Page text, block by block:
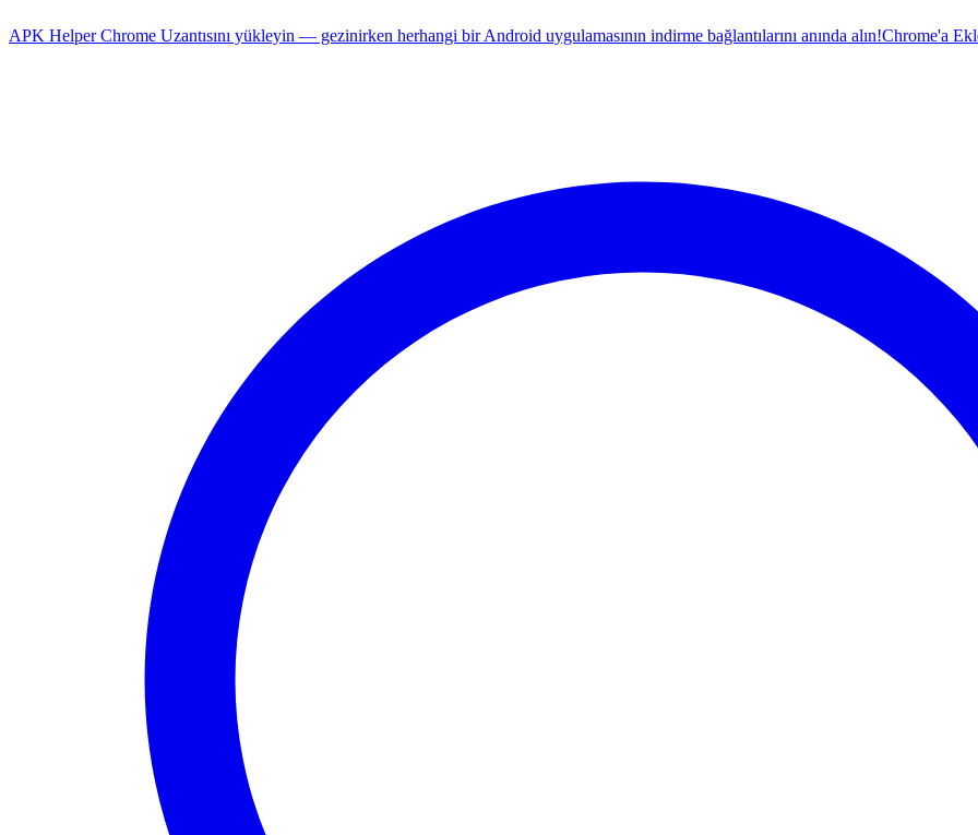
APK Helper Chrome Uzantısını yükleyin — gezinirken herhangi bir Android uygulamasının indirme bağlantılarını anında alın!Chrome'a